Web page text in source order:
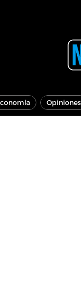
Opiniones